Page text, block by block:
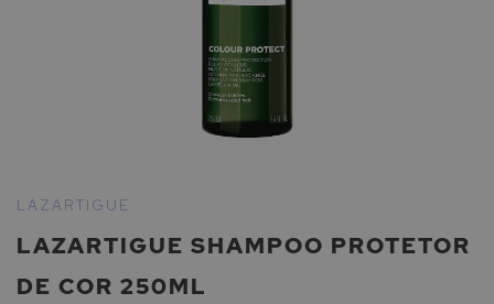
para
início
Galeria
LAZARTIGUE SHAMPOO PROTETOR
DE COR 250ML
LAZARTIGUE